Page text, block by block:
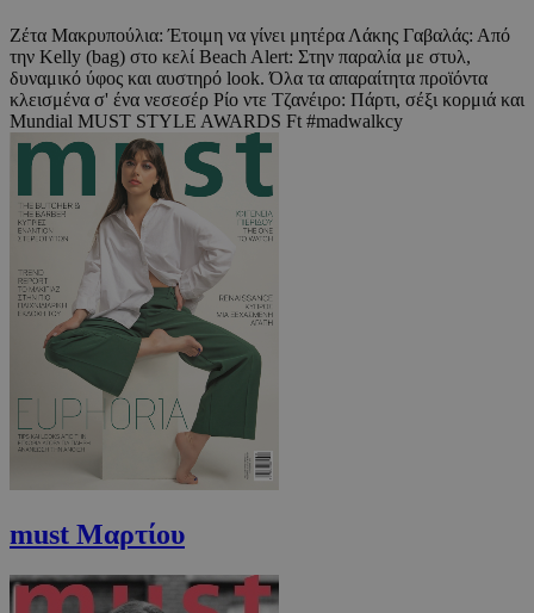
Ζέτα Μακρυπούλια: Έτοιμη να γίνει μητέρα Λάκης Γαβαλάς: Από
την Kelly (bag) στο κελί Beach Alert: Στην παραλία με στυλ,
δυναμικό ύφος και αυστηρό look. Όλα τα απαραίτητα προϊόντα
κλεισμένα σ' ένα νεσεσέρ Ρίο ντε Τζανέιρο: Πάρτι, σέξι κορμιά και
Mundial MUST STYLE AWARDS Ft #madwalkcy
must Μαρτίου